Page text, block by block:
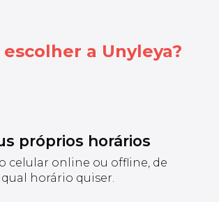
a Unyleya?
próprios horários
celular online ou offline, de
horário quiser.